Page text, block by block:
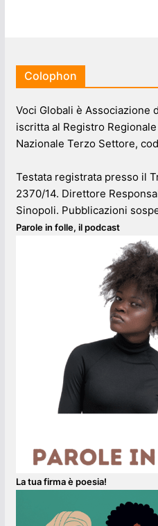
Colophon
Voci Globali è Associazione
iscritta al Registro
Nazionale Terzo Settore,
Testata registrata presso il
2370/14. Direttore
Sinopoli. Pubblicazioni
Parole in folle, il podcast
La tua firma è poesia!